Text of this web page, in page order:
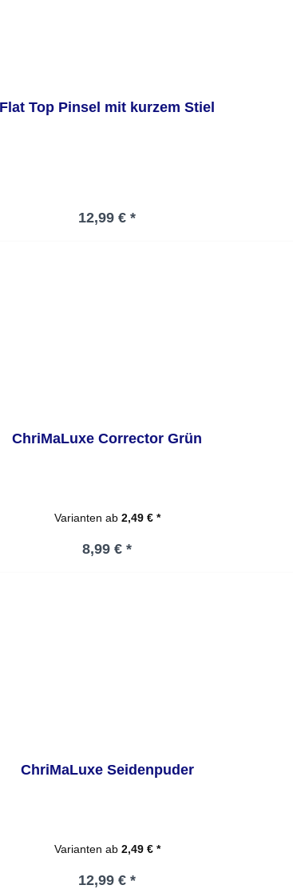
Flat Top Pinsel mit kurzem Stiel
Regulärer Preis:
12,99 € *
ChriMaLuxe Corrector Grün
Varianten ab2,49 € *
Regulärer Preis:
8,99 € *
ChriMaLuxe Seidenpuder
Varianten ab2,49 € *
Regulärer Preis:
12,99 € *